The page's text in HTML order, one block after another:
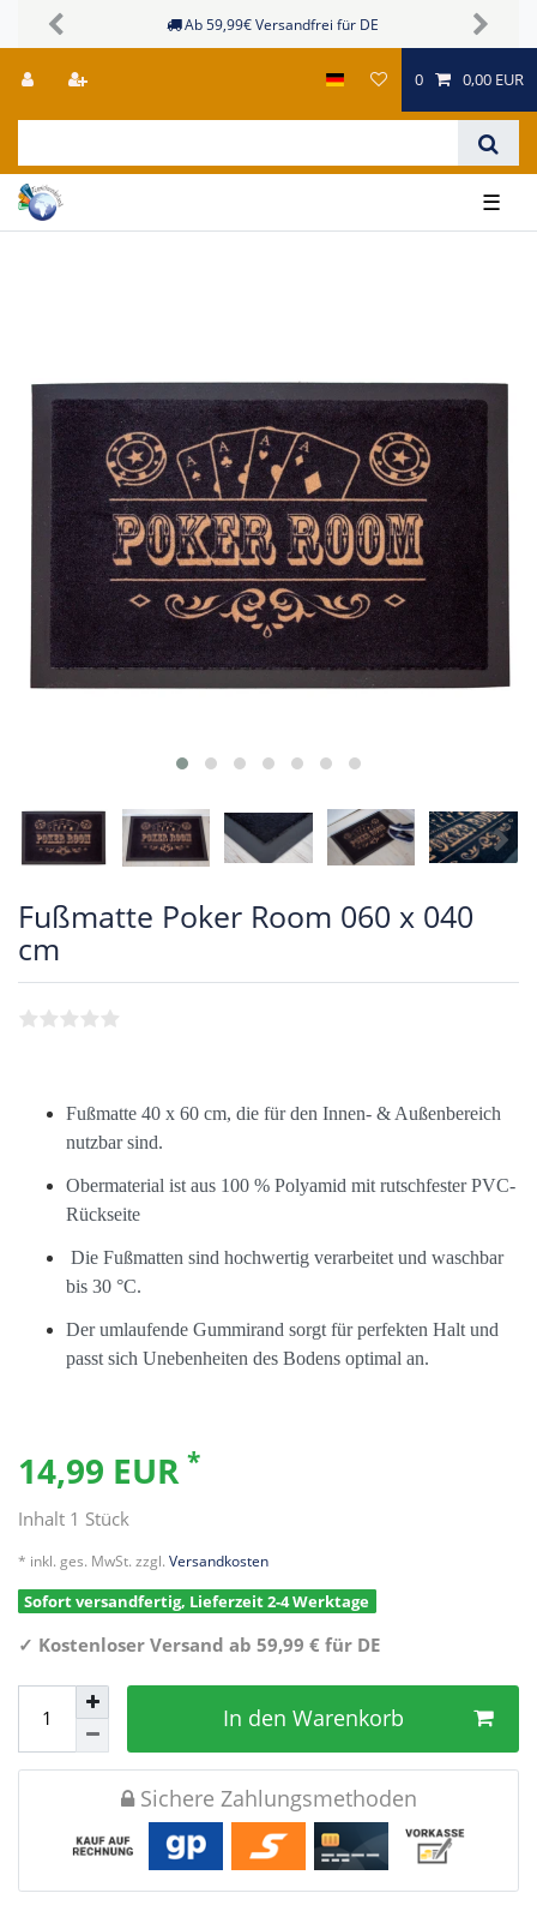
Sichere Zahlungsmöglichkeiten
Previous Next
0 0,00 EUR
☰
Fußmatte Poker Room 060 x 040
cm
Fußmatte 40 x 60 cm, die für den Innen- & Außenbereich
nutzbar sind.
Obermaterial ist aus 100 % Polyamid mit rutschfester PVC-
Rückseite
Die Fußmatten sind hochwertig verarbeitet und waschbar
bis 30 °C.
Der umlaufende Gummirand sorgt für perfekten Halt und
passt sich Unebenheiten des Bodens optimal an.
14,99 EUR *
Inhalt 1 Stück
* inkl. ges. MwSt. zzgl. Versandkosten
Sofort versandfertig, Lieferzeit 2-4 Werktage
✓ Kostenloser Versand ab 59,99 € für DE
In den Warenkorb
Sichere Zahlungsmethoden